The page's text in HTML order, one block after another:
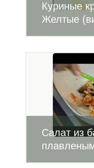
Куриные
Желтые
Салат из